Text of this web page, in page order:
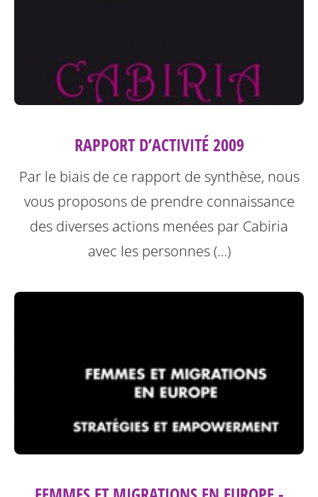
RAPPORT D’ACTIVITÉ 2009
Par le biais de ce rapport de synthèse, nous
vous proposons de prendre connaissance
des diverses actions menées par Cabiria
avec les personnes (…)